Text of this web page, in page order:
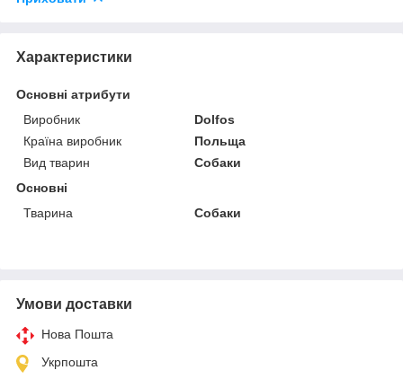
Характеристики
Основні атрибути
Виробник
Dolfos
Країна виробник
Польща
Вид тварин
Собаки
Основні
Тварина
Собаки
Умови доставки
Нова Пошта
Укрпошта